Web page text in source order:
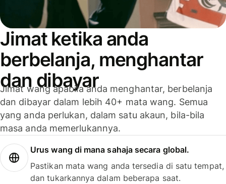
Jimat ketika anda
berbelanja, menghantar
dan dibayar
Jimat wang apabila anda menghantar, berbelanja
dan dibayar dalam lebih 40+ mata wang. Semua
yang anda perlukan, dalam satu akaun, bila-bila
masa anda memerlukannya.
Urus wang di mana sahaja secara global.
Pastikan mata wang anda tersedia di satu tempat,
dan tukarkannya dalam beberapa saat.